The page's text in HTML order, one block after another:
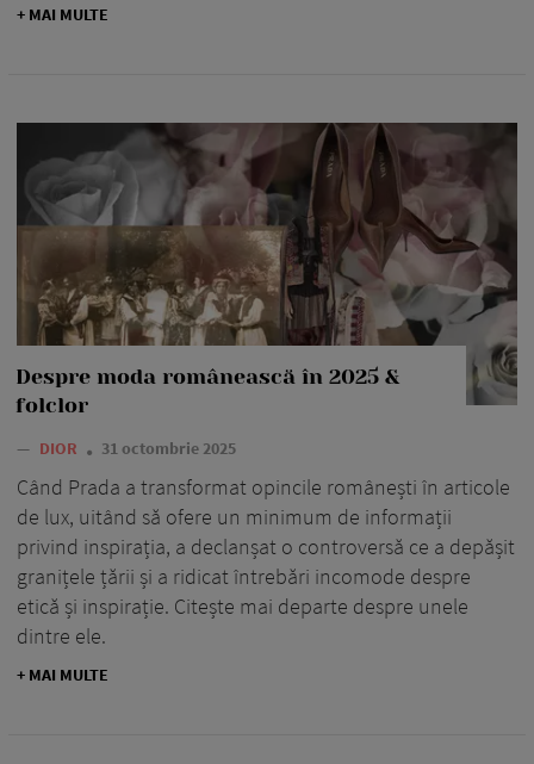
+ MAI MULTE
Despre moda românească în 2025 &
folclor
— DIOR 31 octombrie 2025
Când Prada a transformat opincile românești în articole
de lux, uitând să ofere un minimum de informații
privind inspirația, a declanșat o controversă ce a depășit
granițele țării și a ridicat întrebări incomode despre
etică și inspirație. Citește mai departe despre unele
dintre ele.
+ MAI MULTE